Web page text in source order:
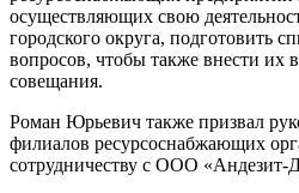
осуществляющих свою
городского округа, подготовить
вопросов, чтобы также внести их
совещания.
Роман Юрьевич также призвал
филиалов ресурсоснабжающих
сотрудничеству с ООО «Андезит-